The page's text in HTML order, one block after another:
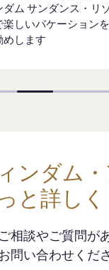
ダム サンダンス・リ
しいバケーション
めします
ンダム
と詳しく
相談やご質問が
問い合わせくださ